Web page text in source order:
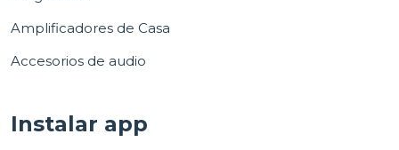
Amplificadores de Casa
Accesorios de audio
Instalar app